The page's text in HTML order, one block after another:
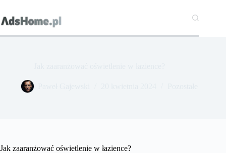
treści
Jak zaaranżować oświetlenie w łazience?